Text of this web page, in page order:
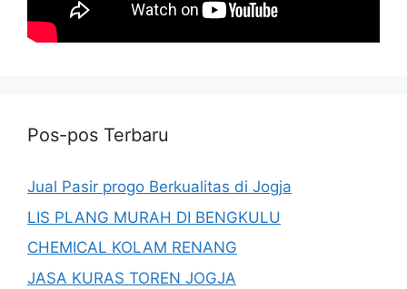
Pos-pos Terbaru
Jual Pasir progo Berkualitas di Jogja
LIS PLANG MURAH DI BENGKULU
CHEMICAL KOLAM RENANG
JASA KURAS TOREN JOGJA